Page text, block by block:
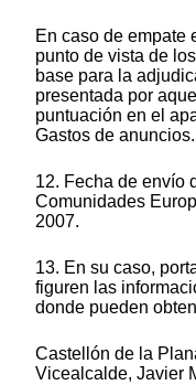
En caso de empate
punto de vista de
base para la
presentada por
puntuación en el
Gastos de
12. Fecha de envío
Comunidades
2007.
13. En su caso,
figuren las
donde pueden
Castellón de la
Vicealcalde, Javier